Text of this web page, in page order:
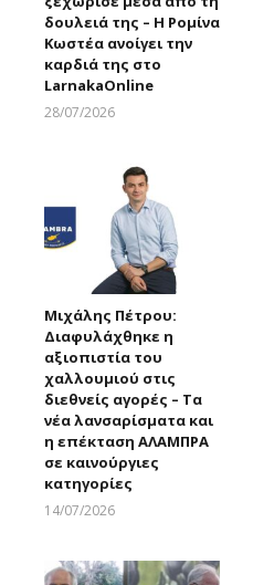
δουλειά της – Η Ρομίνα
Κωστέα ανοίγει την
καρδιά της στο
LarnakaOnline
28/07/2026
Μιχάλης Πέτρου:
Διαφυλάχθηκε η
αξιοπιστία του
χαλλουμιού στις
διεθνείς αγορές – Τα
νέα λανσαρίσματα και
η επέκταση ΑΛΑΜΠΡΑ
σε καινούργιες
κατηγορίες
14/07/2026